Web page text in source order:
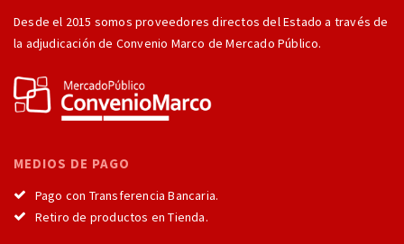
Desde el 2015 somos proveedores directos del Estado a través de
la adjudicación de Convenio Marco de Mercado Público.
MEDIOS DE PAGO
Pago con Transferencia Bancaria.
Retiro de productos en Tienda.